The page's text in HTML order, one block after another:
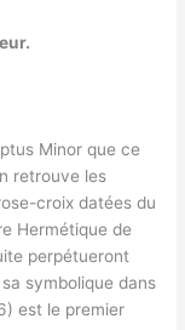
Minor que ce
retrouve les
croix datées du
Hermétique de
perpétueront
symbolique dans
est le premier